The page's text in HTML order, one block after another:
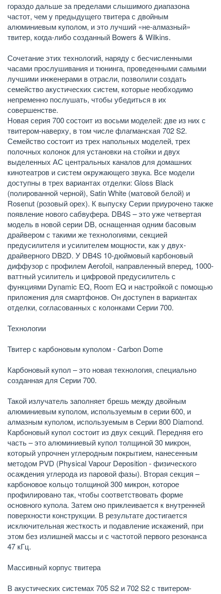
гораздо дальше за пределами слышимого диапазона
частот, чем у предыдущего твитера с двойным
алюминиевым куполом, и это лучший «не-алмазный»
твитер, когда-либо созданный Bowers & Wilkins.
Сочетание этих технологий, наряду с бесчисленными
часами прослушивания и тюнинга, проведенными самыми
лучшими инженерами в отрасли, позволили создать
семейство акустических систем, которые необходимо
непременно послушать, чтобы убедиться в их
совершенстве.
Новая серия 700 состоит из восьми моделей: две из них с
твитером-наверху, в том числе флагманская 702 S2.
Семейство состоит из трех напольных моделей, трех
полочных колонок для установки на стойки и двух
выделенных АС центральных каналов для домашних
кинотеатров и систем окружающего звука. Все модели
доступны в трех вариантах отделки: Gloss Black
(полированной черной), Satin White (матовой белой) и
Rosenut (розовый орех). К выпуску Серии приурочено также
появление нового сабвуфера. DB4S – это уже четвертая
модель в новой серии DB, оснащенная одним басовым
драйвером с такими же технологиями, секцией
предусилителя и усилителем мощности, как у двух-
драйверного DB2D. У DB4S 10-дюймовый карбоновый
диффузор с профилем Aerofoil, направленный вперед, 1000-
ваттный усилитель и цифровой предусилитель с
функциями Dynamic EQ, Room EQ и настройкой с помощью
приложения для смартфонов. Он доступен в вариантах
отделки, согласованных с колонками Серии 700.
Технологии
Твитер с карбоновым куполом - Carbon Dome
Карбоновый купол – это новая технология, специально
созданная для Серии 700.
Такой излучатель заполняет брешь между двойным
алюминиевым куполом, используемым в серии 600, и
алмазным куполом, используемым в Серии 800 Diamond.
Карбоновый купол состоит из двух секций. Передняя его
часть – это алюминиевый купол толщиной 30 микрон,
который упрочнен углеродным покрытием, нанесенным
методом PVD (Physical Vapour Deposition - физического
осаждения углерода из паровой фазы). Вторая секция –
карбоновое кольцо толщиной 300 микрон, которое
профилировано так, чтобы соответствовать форме
основного купола. Затем оно приклеивается к внутренней
поверхности конструкции. В результате достигается
исключительная жесткость и подавление искажений, при
этом без излишней массы и с частотой первого резонанса
47 кГц.
Массивный корпус твитера
В акустических системах 705 S2 и 702 S2 с твитером-